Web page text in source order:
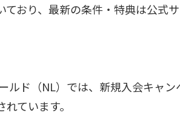
ており、最新の条件・特典は公式
ルド（NL）では、新規入会キャン
ています。